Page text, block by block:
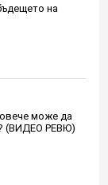
на
може да
(ВИДЕО РЕВЮ)